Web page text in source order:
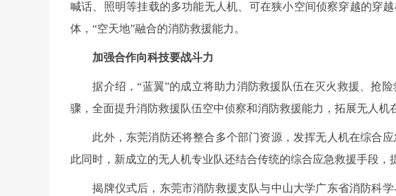
喊话、照明等挂载的多功能无人机、可在狭小空间侦察穿越的穿
体，“空天地”融合的消防救援能力。
加强合作向科技要战斗力
据介绍，“蓝翼”的成立将助力消防救援队伍在灭火救援、抢险
骤，全面提升消防救援队伍空中侦察和消防救援能力，拓展无人机
此外，东莞消防还将整合多个部门资源，发挥无人机在综合应
此同时，新成立的无人机专业队还结合传统的综合应急救援手段
揭牌仪式后，东莞市消防救援支队与中山大学广东省消防科学